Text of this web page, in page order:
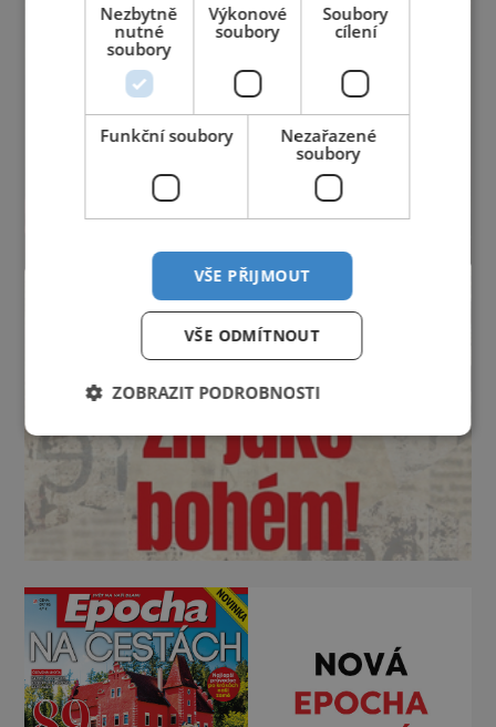
Nezbytně
nutné
soubory
Výkonové
soubory
Soubory
cílení
Funkční soubory
Nezařazené
soubory
VŠE PŘIJMOUT
VŠE ODMÍTNOUT
ZOBRAZIT PODROBNOSTI